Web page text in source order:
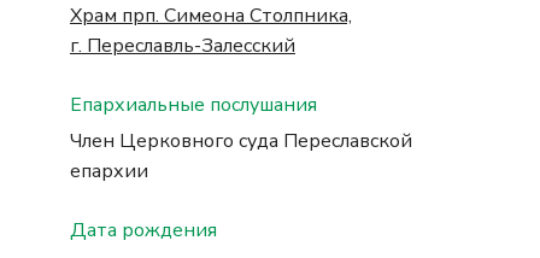
Храм прп. Симеона Столпника,
г. Переславль-Залесский
Епархиальные послушания
Член Церковного суда Переславской
епархии
Дата рождения